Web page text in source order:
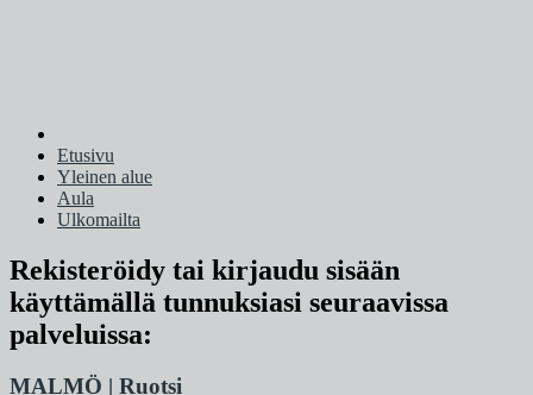
Etusivu
Yleinen alue
Aula
Ulkomailta
Rekisteröidy tai kirjaudu sisään
käyttämällä tunnuksiasi seuraavissa
palveluissa:
MALMÖ | Ruotsi